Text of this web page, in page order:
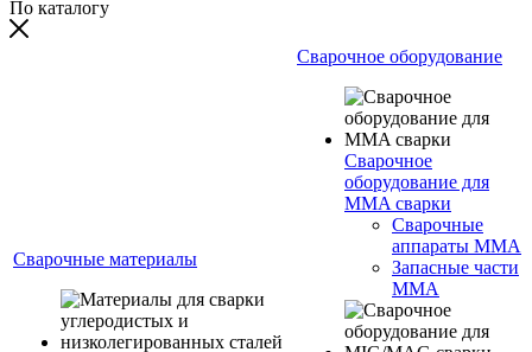
По каталогу
Сварочные материалы
Сварочное оборудование
Сварочное
оборудование для
MMA сварки
Сварочные
аппараты MMA
Запасные части
MMA